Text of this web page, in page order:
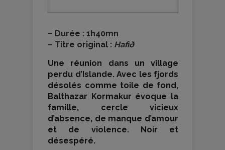
– Durée : 1h40mn
– Titre original : Hafið
Une réunion dans un village
perdu d’Islande. Avec les fjords
désolés comme toile de fond,
Balthazar Kormakur évoque la
famille, cercle vicieux
d’absence, de manque d’amour
et de violence. Noir et
désespéré.